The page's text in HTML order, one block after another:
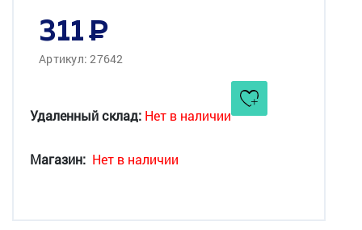
311
Артикул: 27642
Удаленный склад: Нет в наличии
Магазин: Нет в наличии